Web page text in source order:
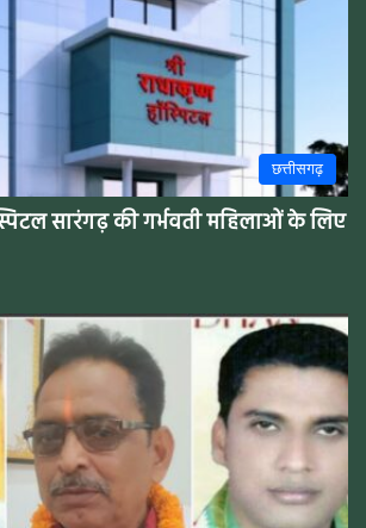
छत्तीसगढ़
सारंगढ़ की गर्भवती महिलाओं के लिए